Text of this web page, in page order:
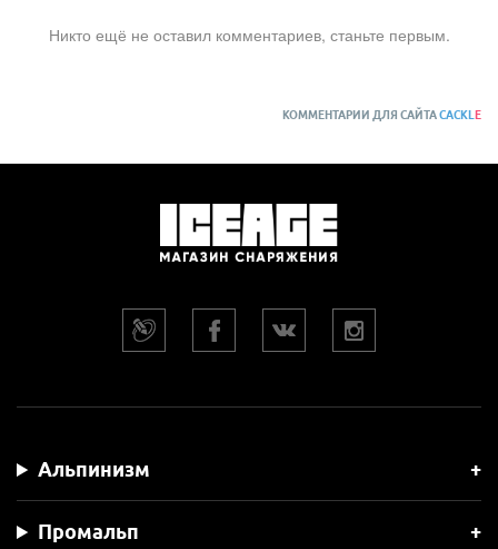
Никто ещё не оставил комментариев, станьте первым.
КОММЕНТАРИИ ДЛЯ САЙТАCACKLE
Альпинизм
Промальп